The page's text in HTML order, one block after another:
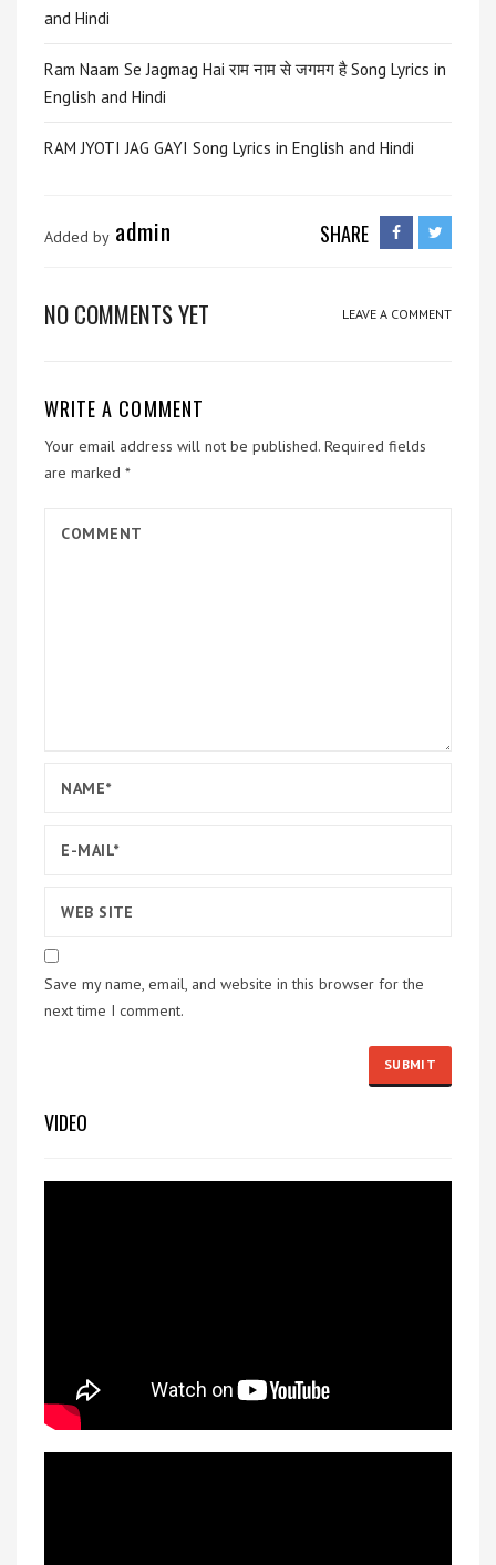
and Hindi
Ram Naam Se Jagmag Hai राम नाम से जगमग है Song Lyrics in
English and Hindi
RAM JYOTI JAG GAYI Song Lyrics in English and Hindi
Added by admin SHARE
NO COMMENTS YET LEAVE A COMMENT
WRITE A COMMENT
Your email address will not be published. Required fields
are marked *
Save my name, email, and website in this browser for the
next time I comment.
VIDEO